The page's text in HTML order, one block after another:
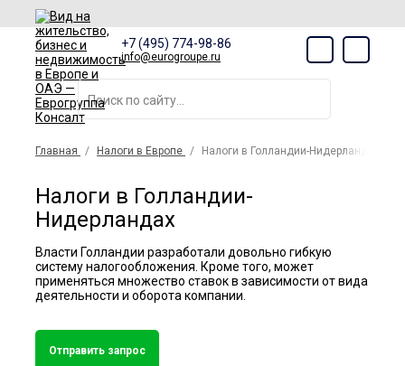
+7 (495) 774-98-86
info@eurogroupe.ru
Главная Налоги в Европе Налоги в Голландии-Нидерландах
Налоги в Голландии-
Нидерландах
Власти Голландии разработали довольно гибкую
систему налогообложения. Кроме того, может
применяться множество ставок в зависимости от вида
деятельности и оборота компании.
Отправить запрос